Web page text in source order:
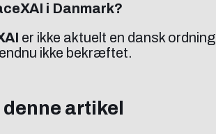
i Danmark?
er ikke aktuelt en dansk
ikke bekræftet.
artikel